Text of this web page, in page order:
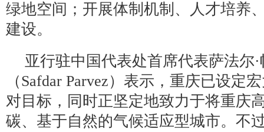
绿地空间；开展体制机制、人才培养
建设。
亚行驻中国代表处首席代表萨法尔
（Safdar Parvez）表示，重庆已设定
对目标，同时正坚定地致力于将重庆
碳、基于自然的气候适应型城市。不